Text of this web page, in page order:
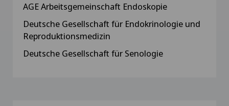
AGE Arbeitsgemeinschaft Endoskopie
Deutsche Gesellschaft für Endokrinologie und
Reproduktionsmedizin
Deutsche Gesellschaft für Senologie